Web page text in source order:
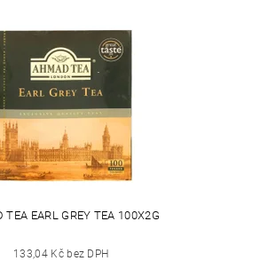
TEA EARL GREY TEA 100X2G
133,04 Kč bez DPH